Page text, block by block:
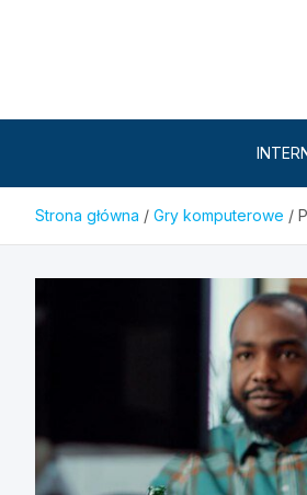
Strona główna Gry komputerowe